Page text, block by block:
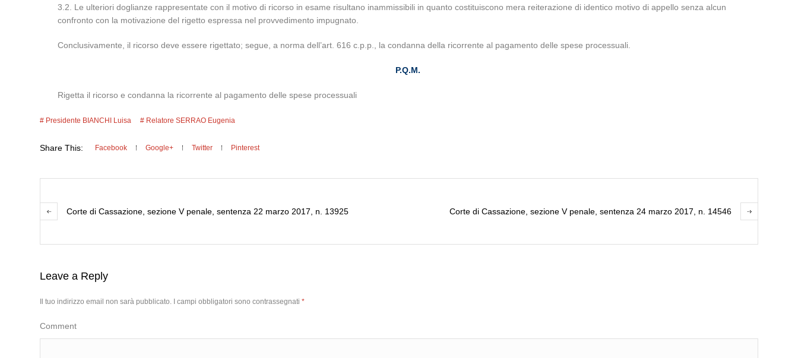
3.2. Le ulteriori doglianze rappresentate con il motivo di ricorso in esame risultano inammissibili in quanto costituiscono mera reiterazione di identico motivo di appello senza alcun
confronto con la motivazione del rigetto espressa nel provvedimento impugnato.
Conclusivamente, il ricorso deve essere rigettato; segue, a norma dell’art. 616 c.p.p., la condanna della ricorrente al pagamento delle spese processuali.
P.Q.M.
Rigetta il ricorso e condanna la ricorrente al pagamento delle spese processuali
Presidente BIANCHI Luisa Relatore SERRAO Eugenia
Share This: Facebook Google+ Twitter Pinterest
Corte di Cassazione, sezione V penale, sentenza 24 marzo 2017, n. 14546
Corte di Cassazione, sezione V penale, sentenza 22 marzo 2017, n. 13925
Leave a Reply
Il tuo indirizzo email non sarà pubblicato. I campi obbligatori sono contrassegnati*
Comment